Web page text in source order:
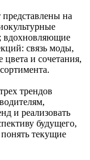
представлены на
вдохновляющие
связь моды,
цвета и сочетания,
трендов
и реализовать
будущего,
текущие